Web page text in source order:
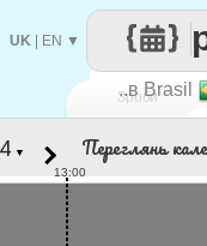
Зроби
..в Brasil
UK EN ▼
▼ Переглянь
13:00